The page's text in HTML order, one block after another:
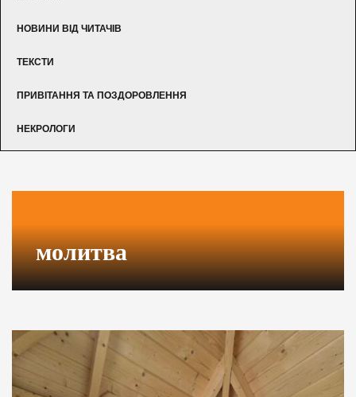
НОВИНИ ВІД ЧИТАЧІВ
ТЕКСТИ
ПРИВІТАННЯ ТА ПОЗДОРОВЛЕННЯ
НЕКРОЛОГИ
молитва